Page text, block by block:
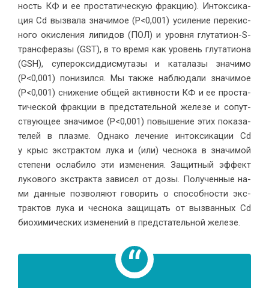
ность КФ и ее про­ста­ти­че­скую фрак­цию). Ин­ток­си­ка­
ция Cd вы­зва­ла зна­чи­мое (P<0,001) уси­ле­ние пе­ре­кис­
но­го окис­ле­ния ли­пи­дов (ПОЛ) и уров­ня глу­та­ти­он-S-
транс­фе­ра­зы (GST), в то вре­мя как уро­вень глу­та­ти­о­на
(GSH), су­перок­сид­дис­му­та­зы и ка­та­ла­зы зна­чи­мо
(P<0,001) по­ни­зил­ся. Мы так­же на­блю­да­ли зна­чи­мое
(P<0,001) сни­же­ние об­щей ак­тив­но­сти КФ и ее про­ста­
ти­че­ской фрак­ции в пред­ста­тель­ной же­ле­зе и со­пут­
ству­ю­щее зна­чи­мое (P<0,001) по­вы­ше­ние этих по­ка­за­
те­лей в плаз­ме. Од­на­ко ле­че­ние ин­ток­си­ка­ции Cd
у крыс экс­трак­том лу­ка и (или) чес­но­ка в зна­чи­мой
сте­пе­ни осла­би­ло эти из­ме­не­ния. За­щит­ный эф­фект
лу­ко­во­го экс­трак­та за­ви­сел от до­зы. По­лу­чен­ные на­
ми дан­ные поз­во­ля­ют го­во­рить о спо­соб­но­сти экс­
трак­тов лу­ка и чес­но­ка за­щи­щать от вы­зван­ных Cd
био­хи­ми­че­ских из­ме­не­ний в пред­ста­тель­ной же­ле­зе.